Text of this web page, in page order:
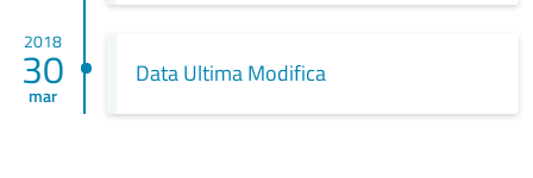
2018
30
mar
Data Ultima Modifica